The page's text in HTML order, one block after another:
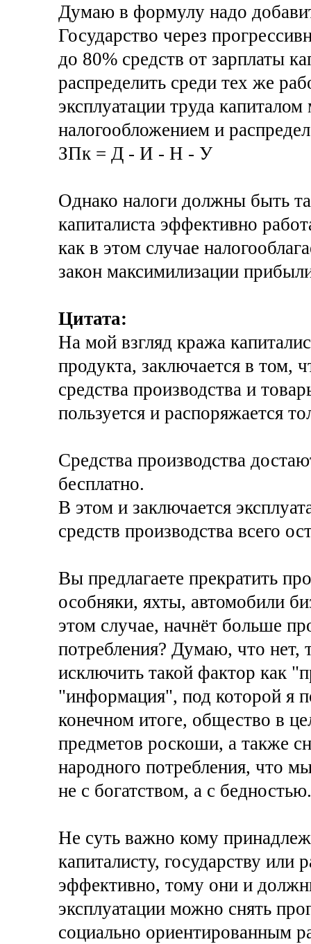
Думаю в формулу надо
Государство через
до 80% средств от зарплаты
распределить среди тех же
эксплуатации труда
налогообложением и
ЗПк = Д - И - Н - У
Однако налоги должны быть
капиталиста эффективно
как в этом случае
закон максимилизации
Цитата:
На мой взгляд кража
продукта, заключается в том,
средства производства и
пользуется и распоряжается
Средства производства
бесплатно.
В этом и заключается
средств производства всего
Вы предлагаете прекратить
особняки, яхты, автомобили
этом случае, начнёт больше
потребления? Думаю, что нет,
исключить такой фактор как
"информация", под которой я
конечном итоге, общество в
предметов роскоши, а также
народного потребления, что
не с богатством, а с бедностью.
Не суть важно кому
капиталисту, государству или
эффективно, тому они и
эксплуатации можно снять
социально ориентированным